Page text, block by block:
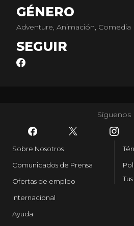
GÉNERO
Adventure, Animación, Comedia
SEGUIR
Síguenos
Sobre Nosotros
Comunicados de Prensa
Ofertas de empleo
Internacional
Ayuda